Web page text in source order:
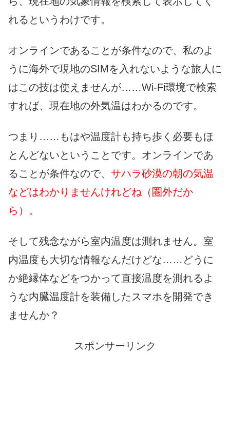
れるというわけです。
オンラインであることが条件なので、私のよ
うに海外で現地のSIMを入れないような旅人に
はこの技は使えませんが……Wi-Fi環境で検索
すれば、現在地の外気温はわかるのです。
つまり……もはや温度計も持ち歩く必要もほ
とんどないということです。オンラインであ
ることが条件なので、 サハラ砂漠の朝の気温
などはわかりませんけれどね（圏外だか
ら）。
そして残念ながら室内温度は測れません。室
内温度も大切な情報なんだけどな……どうに
か絶縁体などをつかって直接温度を測れるよ
うな内臓温度計を装備したスマホを開発でき
ませんか？
スポンサーリンク